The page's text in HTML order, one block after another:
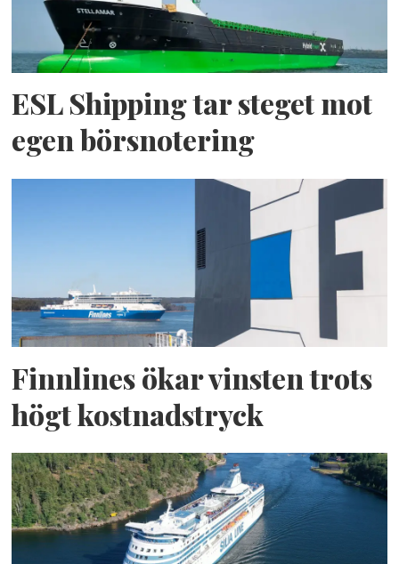
ESL Shipping tar steget mot
egen börsnotering
Finnlines ökar vinsten trots
högt kostnadstryck